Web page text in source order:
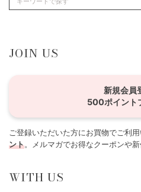
JOIN US
新規会員
500ポイント
ご登録いただいた方にお買物でご利
ント。メルマガでお得なクーポンや新
WITH US